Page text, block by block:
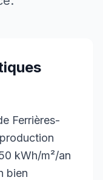
Ferrières-
kWh/m²/an
bien